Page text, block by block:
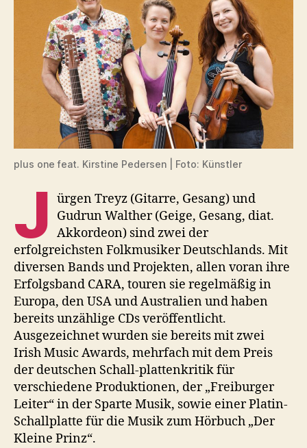
plus one feat. Kirstine Pedersen | Foto: Künstler
J ürgen Treyz (Gitarre, Gesang) und
Gudrun Walther (Geige, Gesang, diat.
Akkordeon) sind zwei der
erfolgreichsten Folkmusiker Deutschlands. Mit
diversen Bands und Projekten, allen voran ihre
Erfolgsband CARA, touren sie regelmäßig in
Europa, den USA und Australien und haben
bereits unzählige CDs veröffentlicht.
Ausgezeichnet wurden sie bereits mit zwei
Irish Music Awards, mehrfach mit dem Preis
der deutschen Schall-plattenkritik für
verschiedene Produktionen, der „Freiburger
Leiter“ in der Sparte Musik, sowie einer Platin-
Schallplatte für die Musik zum Hörbuch „Der
Kleine Prinz“.